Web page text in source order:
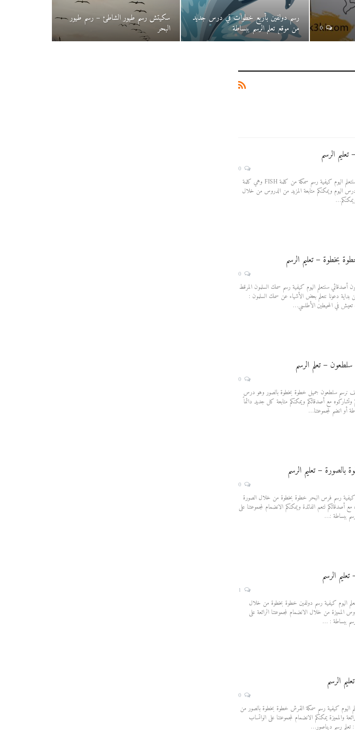
0
رسم دولفين بأربع خطوات في درس جديد
من موقع تعلم الرسم ببساطة
سكيتش رسم طيور الشاطئ – رسم طيور
البحر
تعلم رسم سمكة من كلمة FISH أصدقائي سنتعلم اليوم كيفية رسم سمكة من كلمة FISH وهي كلمة
درس اليوم ويمكنكم متابعة المزيد من الدروس من خلال
بخطوة – تعليم الرسم
أصدقائي سنتعلم اليوم كيفية رسم سمك السلمون المرقط
دعونا نتعلم بعض الأشياء عن سمك السلمون :
في المحيطين الأطلسي…
– تعلم الرسم
نرسم سلطعون جميل خطوة بخطوة بالصور وهو درس
وتشاركوه مع أصدقائكم ويمكنكم متابعة كل جديد دائماً
أو انضم لمجموعتنا…
– تعليم الرسم
كيفية رسم فرس البحر خطوة بخطوة من خلال الصورة
أصدقائكم لتعم الفائدة ويمكنكم الانضمام لمجموعتنا على
ببساطة :…
الرسم
اليوم كيفية رسم دولفين خطوة بخطوة من خلال
المميزة من خلال الانضمام لمجموعتنا الرائعة على
ببساطة : …
الرسم
اليوم كيفية رسم سمكة القرش خطوة بخطوة بالصور من
والمميزة يمكنكم الانضمام لمجموعتنا على الواتساب
: تعلم رسم ديناصور…